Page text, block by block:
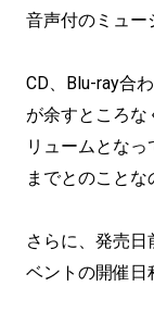
音声付のミュー
CD、Blu-ray合
が余すところ
リュームとな
までとのことな
さらに、発売
ベントの開催日